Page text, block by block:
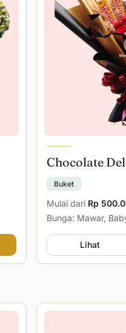
Chocolate
Buket
Mulai dari Rp
Bunga: Mawar,
Lihat